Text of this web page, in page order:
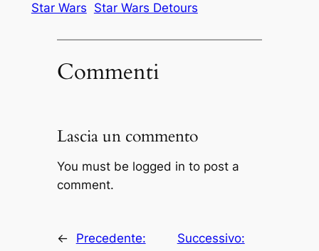
Star Wars Star Wars Detours
Commenti
Lascia un commento
You must be logged in to post a
comment.
←
Precedente:
Successivo: